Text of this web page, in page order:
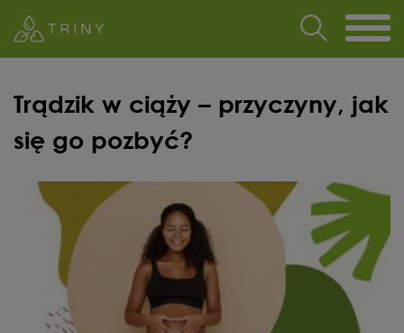
Trądzik w ciąży – przyczyny, jak
się go pozbyć?